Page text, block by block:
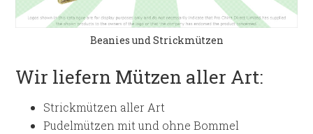
Beanies und Strickmützen
Wir liefern Mützen aller Art:
Strickmützen aller Art
Pudelmützen mit und ohne Bommel